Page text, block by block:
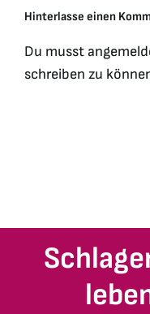
Hinterlasse einen
Du musst
schreiben zu